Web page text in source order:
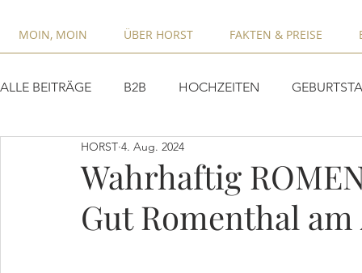
MOIN, MOIN ÜBER HORST FAKTEN & PREISE
ALLE BEITRÄGE B2B HOCHZEITEN
Wahrhaftig
Gut Romenthal
HORST 4. Aug. 2024